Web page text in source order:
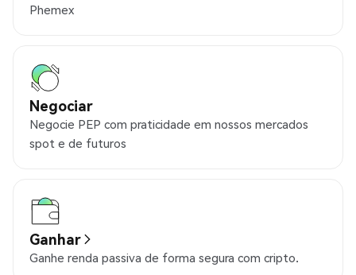
Phemex
Negociar
Negocie PEP com praticidade em nossos mercados
spot e de futuros
Ganhar
Ganhe renda passiva de forma segura com cripto.